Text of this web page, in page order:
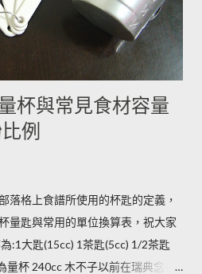
陰暗角落避免受光線照射持續增加
低溫冷藏儲存過的馬鈴薯，切開後
馬鈴薯嚴重。 2014/12/12修正，
果、香料、穀物》 P82~85的文字
自己的經驗是冰過的馬鈴薯煮完比
到相關的原因。歡迎大家提供。 3.
切塊或壓泥分裝，送入冷凍庫冷
冷凍的過程，水分會與澱粉脫離，
出水，不同的馬鈴薯品種，出水程
冷凍庫的幸福生活提案一書提到：
鈴薯解凍後水水軟軟的狀態。木不
杯與常見食材容量
例
落格上食譜所使用的杯匙的定義，
量匙與常用的單位換算表，祝大家
:1大匙(15cc) 1茶匙(5cc) 1/2茶匙
量杯 240cc 木不子以前在瑞典念書